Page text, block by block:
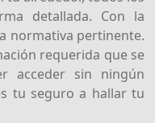
detallada. Con la
normativa pertinente.
requerida que se
acceder sin ningún
tu seguro a hallar tu